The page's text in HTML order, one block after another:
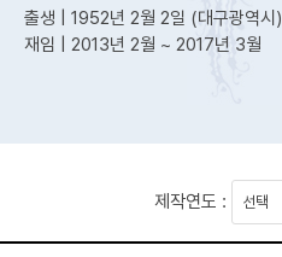
출생 | 1952년 2월 2일 (대구광역시)
재임 | 2013년 2월 ~ 2017년 3월
제작연도 :
작
연